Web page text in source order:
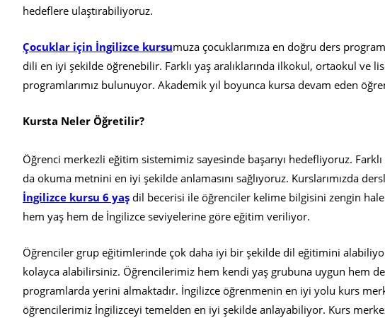
hedeflere ulaştırabiliyoruz.
Çocuklar için İngilizce kursumuza çocuklarımıza en doğru ders
dili en iyi şekilde öğrenebilir. Farklı yaş aralıklarında ilkokul, ortaokul ve
programlarımız bulunuyor. Akademik yıl boyunca kursa devam eden
Kursta Neler Öğretilir?
Öğrenci merkezli eğitim sistemimiz sayesinde başarıyı hedefliyoruz.
da okuma metnini en iyi şekilde anlamasını sağlıyoruz. Kurslarımızda
İngilizce kursu 6 yaşdil becerisi ile öğrenciler kelime bilgisini zengin
hem yaş hem de İngilizce seviyelerine göre eğitim veriliyor.
Öğrenciler grup eğitimlerinde çok daha iyi bir şekilde dil eğitimini
kolayca alabilirsiniz. Öğrencilerimiz hem kendi yaş grubuna uygun hem
programlarda yerini almaktadır. İngilizce öğrenmenin en iyi yolu kurs
öğrencilerimiz İngilizceyi temelden en iyi şekilde anlayabiliyor. Kurs